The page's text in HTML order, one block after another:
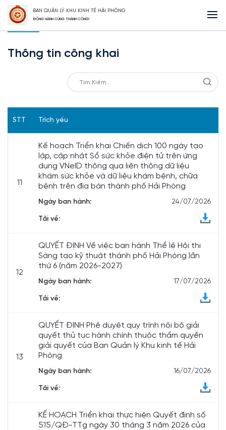
BAN QUẢN LÝ KHU KINH TẾ HẢI PHÒNG
ĐỒNG HÀNH CÙNG THÀNH CÔNG!
Trang Chủ Văn Bản Thông tin công khai
Thông tin công khai
STT Trích yếu
11
Kế hoạch Triển khai Chiến dịch 100 ngày tạo
lập, cập nhật Sổ sức khỏe điện tử trên ứng
dụng VNeID thông qua liên thông dữ liệu
khám sức khỏe và dữ liệu khám bệnh, chữa
bệnh trên địa bàn thành phố Hải Phòng
Ngày ban hành: 24/07/2026
Tải về:
12
QUYẾT ĐỊNH Về việc ban hành Thể lệ Hội thi
Sáng tạo kỹ thuật thành phố Hải Phòng lần
thứ 6 (năm 2026-2027)
Ngày ban hành: 17/07/2026
Tải về:
13
QUYẾT ĐỊNH Phê duyệt quy trình nội bộ giải
quyết thủ tục hành chính thuộc thẩm quyền
giải quyết của Ban Quản lý Khu kinh tế Hải
Phòng
Ngày ban hành: 16/07/2026
Tải về:
KẾ HOẠCH Triển khai thực hiện Quyết định số
515/QĐ-TTg ngày 30 tháng 3 năm 2026 của